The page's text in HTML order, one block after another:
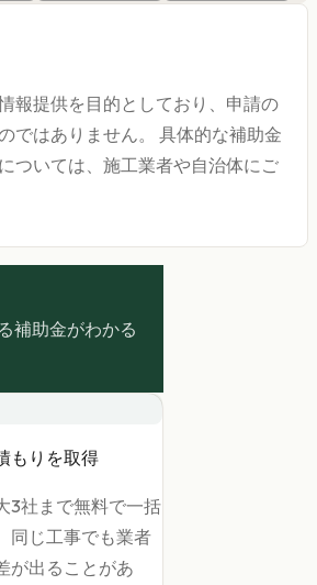
報提供を目的としており、申請の
ではありません。 具体的な補助金
ついては、施工業者や自治体にご
補助金がわかる
もりを取得
3社まで無料で一括
同じ工事でも業者
が出ることがあ